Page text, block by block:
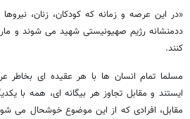
«در این عرصه و زمانه که کودکان، زنان،
ددمنشانه رژیم صهیونیستی شهید می شوند و
کنند.
مسلما تمام انسان ها با هر عقیده ای
ایستند و مقابل تجاوز هر بیگانه ای، همه با
مقابل، افرادی که از این موضوع خوشحال می